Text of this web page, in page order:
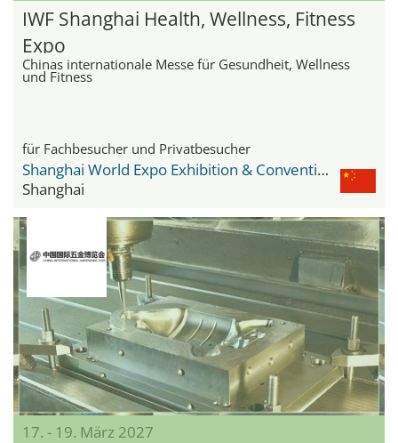
IWF Shanghai Health, Wellness, Fitness
Expo
Chinas internationale Messe für Gesundheit, Wellness
und Fitness
für Fachbesucher und Privatbesucher
Shanghai World Expo Exhibition & Convention Center
Shanghai
17. - 19. März 2027